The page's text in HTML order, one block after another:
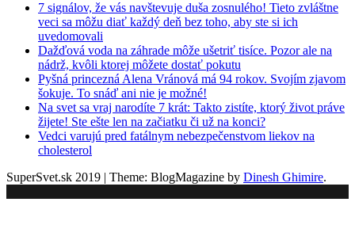
7 signálov, že vás navštevuje duša zosnulého! Tieto zvláštne
veci sa môžu diať každý deň bez toho, aby ste si ich
uvedomovali
Dažďová voda na záhrade môže ušetriť tisíce. Pozor ale na
nádrž, kvôli ktorej môžete dostať pokutu
Pyšná princezná Alena Vránová má 94 rokov. Svojím zjavom
šokuje. To snáď ani nie je možné!
Na svet sa vraj narodíte 7 krát: Takto zistíte, ktorý život práve
žijete! Ste ešte len na začiatku či už na konci?
Vedci varujú pred fatálnym nebezpečenstvom liekov na
cholesterol
SuperSvet.sk 2019 | Theme: BlogMagazine by Dinesh Ghimire.